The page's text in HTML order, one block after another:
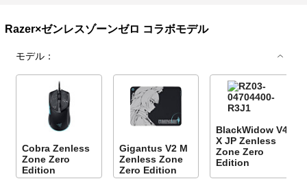
Razer×ゼンレスゾーンゼロ コラボモデル
モデル：
Cobra Zenless
Zone Zero
Edition
Gigantus V2 M
Zenless Zone
Zero Edition
BlackWidow V4
X JP Zenless
Zone Zero
Edition